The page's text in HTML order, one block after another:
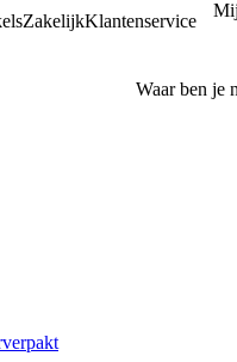
ZakelijkKlantenservice